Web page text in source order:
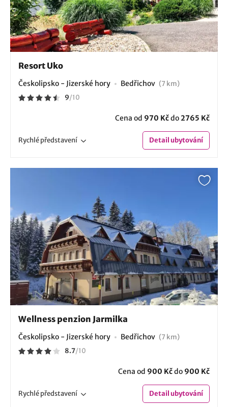
Resort Uko
Českolipsko - Jizerské hory Bedřichov (7 km)
9/10
Cena od 970 Kčdo 2765 Kč
Rychlépředstavení Detailubytování
Wellness penzion Jarmilka
Českolipsko - Jizerské hory Bedřichov (7 km)
8.7/10
Cena od 900 Kčdo 900 Kč
Rychlépředstavení Detailubytování